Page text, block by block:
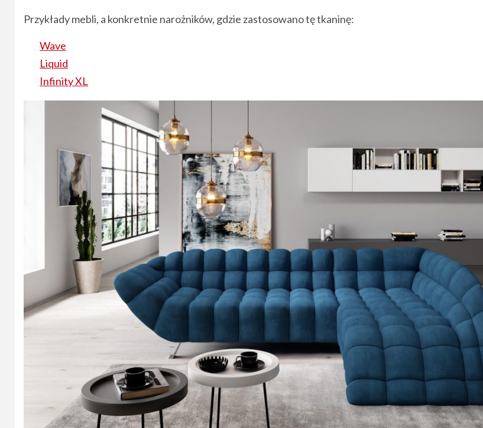
Przykłady mebli, a konkretnie narożników, gdzie zastosowano tę tkaninę:
Wave
Liquid
Infinity XL